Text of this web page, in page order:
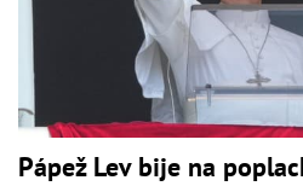
Pápež Lev bije na